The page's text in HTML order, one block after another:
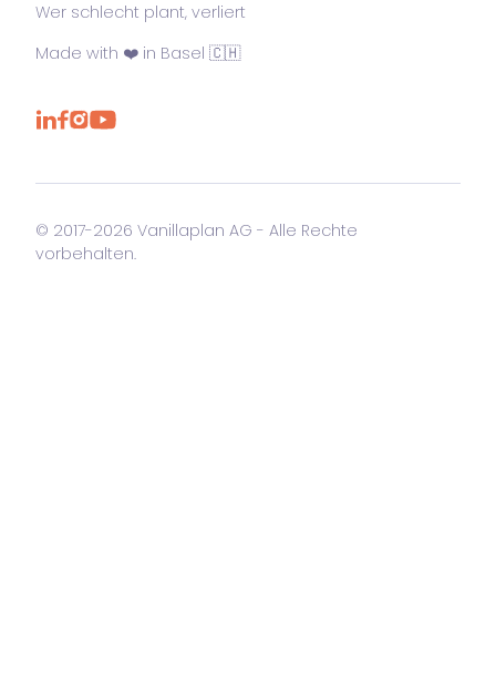
Wer schlecht plant, verliert
Made with ❤️ in Basel 🇨🇭
© 2017-2026 Vanillaplan AG - Alle Rechte
vorbehalten.